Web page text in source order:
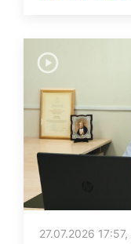
27.07.2026 17:57,